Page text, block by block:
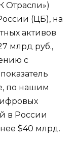
Отрасли»)
(ЦБ), на
активов
млрд руб.,
с
по нашим
в России
$40 млрд.